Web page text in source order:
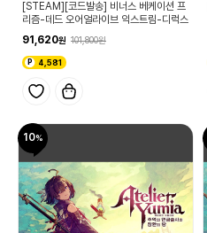
[STEAM][코드발송] 비너스 베케이션 프
리즘-데드 오어얼라이브 익스트림-디럭스
91,620
101,800
4,581
10